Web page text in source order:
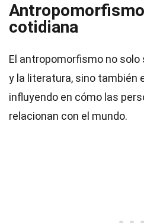
cotidiana
El antropomorfismo no
y la literatura, sino también
influyendo en cómo las
relacionan con el mundo.